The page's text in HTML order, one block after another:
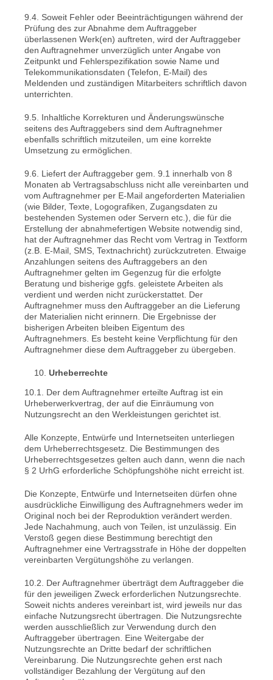
9.4. Soweit Fehler oder Beeinträchtigungen während der
Prüfung des zur Abnahme dem Auftraggeber
überlassenen Werk(en) auftreten, wird der Auftraggeber
den Auftragnehmer unverzüglich unter Angabe von
Zeitpunkt und Fehlerspezifikation sowie Name und
Telekommunikationsdaten (Telefon, E-Mail) des
Meldenden und zuständigen Mitarbeiters schriftlich davon
unterrichten.
9.5. Inhaltliche Korrekturen und Änderungswünsche
seitens des Auftraggebers sind dem Auftragnehmer
ebenfalls schriftlich mitzuteilen, um eine korrekte
Umsetzung zu ermöglichen.
9.6. Liefert der Auftraggeber gem. 9.1 innerhalb von 8
Monaten ab Vertragsabschluss nicht alle vereinbarten und
vom Auftragnehmer per E-Mail angeforderten Materialien
(wie Bilder, Texte, Logografiken, Zugangsdaten zu
bestehenden Systemen oder Servern etc.), die für die
Erstellung der abnahmefertigen Website notwendig sind,
hat der Auftragnehmer das Recht vom Vertrag in Textform
(z.B. E-Mail, SMS, Textnachricht) zurückzutreten. Etwaige
Anzahlungen seitens des Auftraggebers an den
Auftragnehmer gelten im Gegenzug für die erfolgte
Beratung und bisherige ggfs. geleistete Arbeiten als
verdient und werden nicht zurückerstattet. Der
Auftragnehmer muss den Auftraggeber an die Lieferung
der Materialien nicht erinnern. Die Ergebnisse der
bisherigen Arbeiten bleiben Eigentum des
Auftragnehmers. Es besteht keine Verpflichtung für den
Auftragnehmer diese dem Auftraggeber zu übergeben.
Urheberrechte
10.1. Der dem Auftragnehmer erteilte Auftrag ist ein
Urheberwerkvertrag, der auf die Einräumung von
Nutzungsrecht an den Werkleistungen gerichtet ist.
Alle Konzepte, Entwürfe und Internetseiten unterliegen
dem Urheberrechtsgesetz. Die Bestimmungen des
Urheberrechtsgesetzes gelten auch dann, wenn die nach
§ 2 UrhG erforderliche Schöpfungshöhe nicht erreicht ist.
Die Konzepte, Entwürfe und Internetseiten dürfen ohne
ausdrückliche Einwilligung des Auftragnehmers weder im
Original noch bei der Reproduktion verändert werden.
Jede Nachahmung, auch von Teilen, ist unzulässig. Ein
Verstoß gegen diese Bestimmung berechtigt den
Auftragnehmer eine Vertragsstrafe in Höhe der doppelten
vereinbarten Vergütungshöhe zu verlangen.
10.2. Der Auftragnehmer überträgt dem Auftraggeber die
für den jeweiligen Zweck erforderlichen Nutzungsrechte.
Soweit nichts anderes vereinbart ist, wird jeweils nur das
einfache Nutzungsrecht übertragen. Die Nutzungsrechte
werden ausschließlich zur Verwendung durch den
Auftraggeber übertragen. Eine Weitergabe der
Nutzungsrechte an Dritte bedarf der schriftlichen
Vereinbarung. Die Nutzungsrechte gehen erst nach
vollständiger Bezahlung der Vergütung auf den